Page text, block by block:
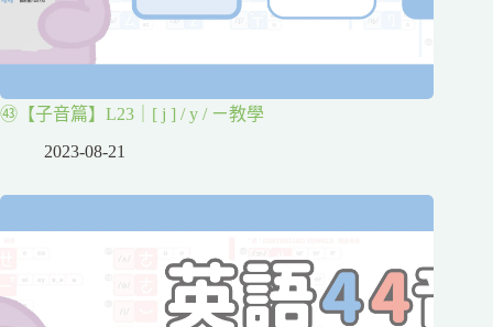
㊸【子音篇】L23｜[ j ] / y / ㄧ教學
2023-08-21